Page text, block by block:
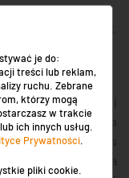
co jest
korekty i redakcji
osobę. Warto
skrócić czas
je do:
treści lub reklam,
ruchu. Zebrane
którzy mogą
w trakcie
ich innych usług.
Prywatności
pliki cookie.